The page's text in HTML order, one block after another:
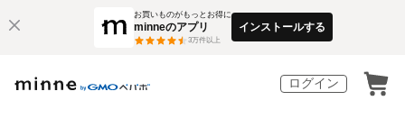
お買いものがもっとお得に
minneのアプリ
3万件以上
インストールする
ログイン